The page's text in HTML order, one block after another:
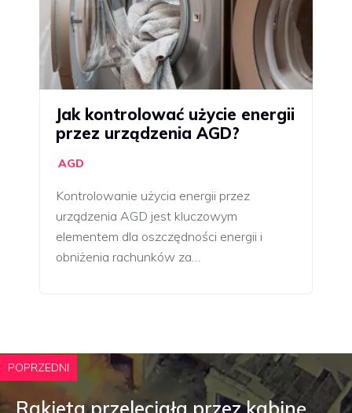
Jak kontrolować użycie energii
przez urządzenia AGD?
AGD
Kontrolowanie użycia energii przez
urządzenia AGD jest kluczowym
elementem dla oszczędności energii i
obniżenia rachunków za…
POPRZEDNI
Rakieta przeleciała przez kabinę